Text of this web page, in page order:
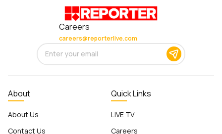
Careers
careers@reporterlive.com
About
About Us
Contact Us
Quick Links
LIVE TV
Careers